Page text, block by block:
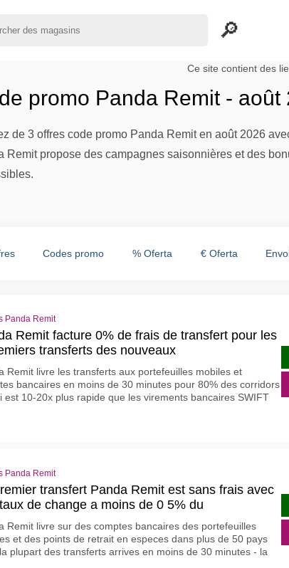
Ce site contient des
promo Panda Remit - août
de 3 offres code promo Panda Remit en août 2026
Remit propose des campagnes saisonnières et des
Codes promo % Oferta € Oferta
Panda Remit
Remit facture 0% de frais de transfert pour les
transferts des nouveaux
Remit livre les transferts aux portefeuilles mobiles et
bancaires en moins de 30 minutes pour 80% des corridors
est 10-20x plus rapide que les virements bancaires SWIFT
Panda Remit
transfert Panda Remit est sans frais avec
de change a moins de 0 5% du
Remit livre sur des comptes bancaires des portefeuilles
et des points de retrait en especes dans plus de 50 pays
plupart des transferts arrives en moins de 30 minutes - la